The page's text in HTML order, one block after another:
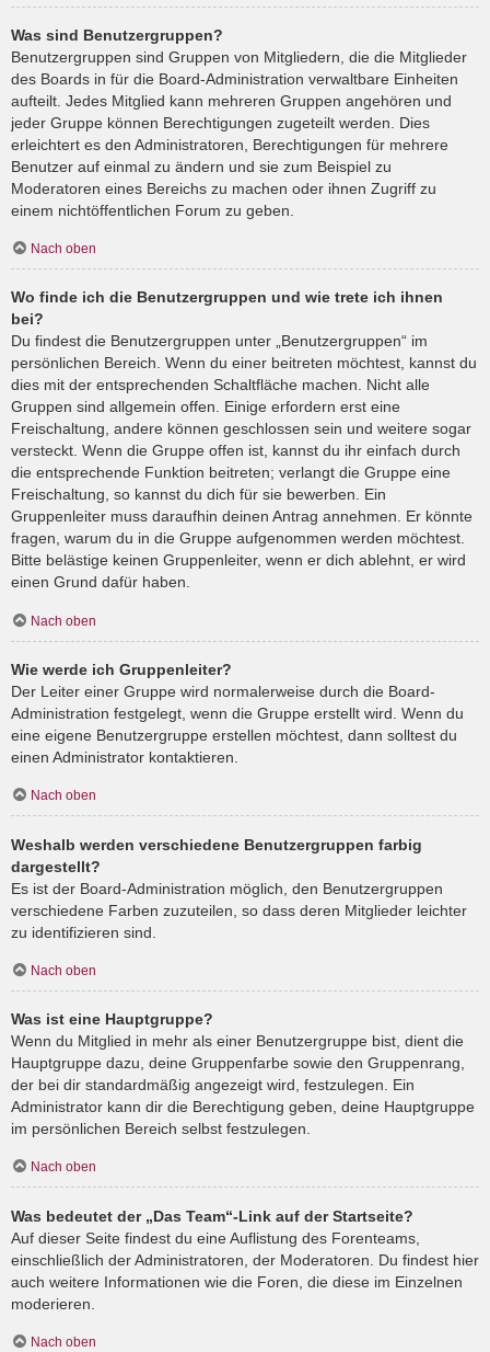
Was sind Benutzergruppen?
Benutzergruppen sind Gruppen von Mitgliedern, die die Mitglieder
des Boards in für die Board-Administration verwaltbare Einheiten
aufteilt. Jedes Mitglied kann mehreren Gruppen angehören und
jeder Gruppe können Berechtigungen zugeteilt werden. Dies
erleichtert es den Administratoren, Berechtigungen für mehrere
Benutzer auf einmal zu ändern und sie zum Beispiel zu
Moderatoren eines Bereichs zu machen oder ihnen Zugriff zu
einem nichtöffentlichen Forum zu geben.
Nach oben
Wo finde ich die Benutzergruppen und wie trete ich ihnen
bei?
Du findest die Benutzergruppen unter „Benutzergruppen“ im
persönlichen Bereich. Wenn du einer beitreten möchtest, kannst du
dies mit der entsprechenden Schaltfläche machen. Nicht alle
Gruppen sind allgemein offen. Einige erfordern erst eine
Freischaltung, andere können geschlossen sein und weitere sogar
versteckt. Wenn die Gruppe offen ist, kannst du ihr einfach durch
die entsprechende Funktion beitreten; verlangt die Gruppe eine
Freischaltung, so kannst du dich für sie bewerben. Ein
Gruppenleiter muss daraufhin deinen Antrag annehmen. Er könnte
fragen, warum du in die Gruppe aufgenommen werden möchtest.
Bitte belästige keinen Gruppenleiter, wenn er dich ablehnt, er wird
einen Grund dafür haben.
Nach oben
Wie werde ich Gruppenleiter?
Der Leiter einer Gruppe wird normalerweise durch die Board-
Administration festgelegt, wenn die Gruppe erstellt wird. Wenn du
eine eigene Benutzergruppe erstellen möchtest, dann solltest du
einen Administrator kontaktieren.
Nach oben
Weshalb werden verschiedene Benutzergruppen farbig
dargestellt?
Es ist der Board-Administration möglich, den Benutzergruppen
verschiedene Farben zuzuteilen, so dass deren Mitglieder leichter
zu identifizieren sind.
Nach oben
Was ist eine Hauptgruppe?
Wenn du Mitglied in mehr als einer Benutzergruppe bist, dient die
Hauptgruppe dazu, deine Gruppenfarbe sowie den Gruppenrang,
der bei dir standardmäßig angezeigt wird, festzulegen. Ein
Administrator kann dir die Berechtigung geben, deine Hauptgruppe
im persönlichen Bereich selbst festzulegen.
Nach oben
Was bedeutet der „Das Team“-Link auf der Startseite?
Auf dieser Seite findest du eine Auflistung des Forenteams,
einschließlich der Administratoren, der Moderatoren. Du findest hier
auch weitere Informationen wie die Foren, die diese im Einzelnen
moderieren.
Nach oben